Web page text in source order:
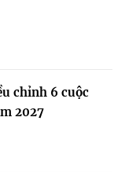
chỉnh 6 cuộc
2027